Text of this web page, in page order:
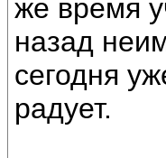
же время
назад
сегодня
радует.